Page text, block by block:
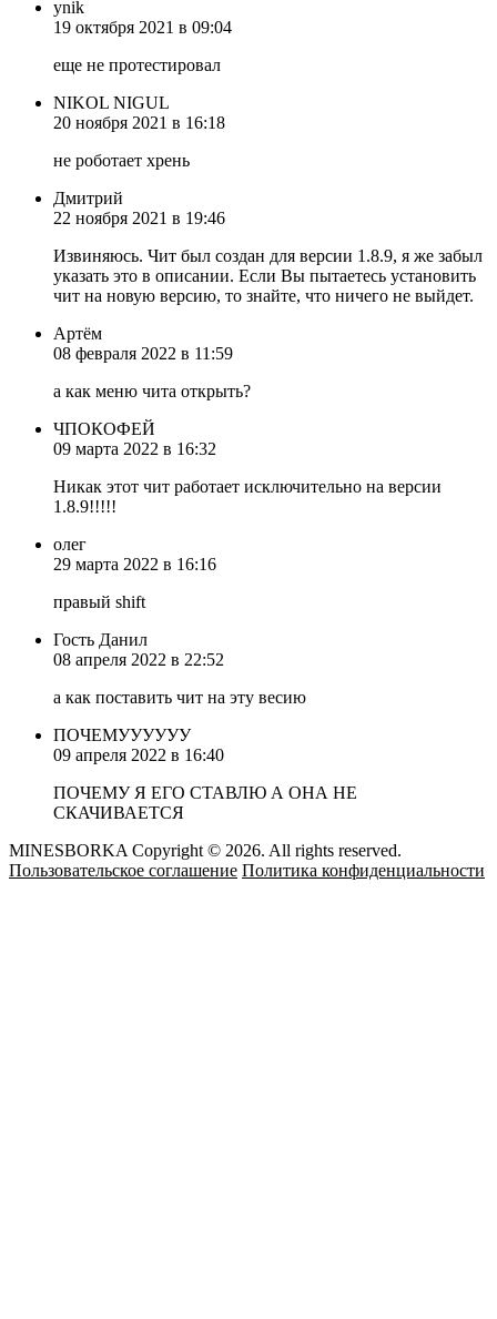
ynik
19 октября 2021 в 09:04
еще не протестировал
NIKOL NIGUL
20 ноября 2021 в 16:18
не роботает хрень
Дмитрий
22 ноября 2021 в 19:46
Извиняюсь. Чит был создан для версии 1.8.9, я же забыл
указать это в описании. Если Вы пытаетесь установить
чит на новую версию, то знайте, что ничего не выйдет.
Артём
08 февраля 2022 в 11:59
а как меню чита открыть?
ЧПОКОФЕЙ
09 марта 2022 в 16:32
Никак этот чит работает исключительно на версии
1.8.9!!!!!
олег
29 марта 2022 в 16:16
правый shift
Гость Данил
08 апреля 2022 в 22:52
а как поставить чит на эту весию
ПОЧЕМУУУУУУ
09 апреля 2022 в 16:40
ПОЧЕМУ Я ЕГО СТАВЛЮ А ОНА НЕ
СКАЧИВАЕТСЯ
MINESBORKA Copyright © 2026. All rights reserved.
Пользовательское соглашение Политика конфиденциальности